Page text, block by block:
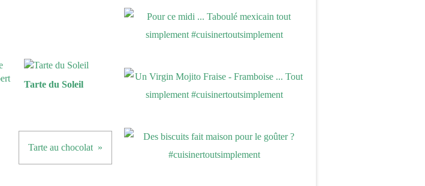
Tarte du Soleil
Tarte au chocolat